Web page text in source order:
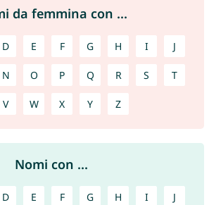
da femmina con ...
D E F G H I J
N O P Q R S T
V W X Y Z
Nomi con ...
D E F G H I J